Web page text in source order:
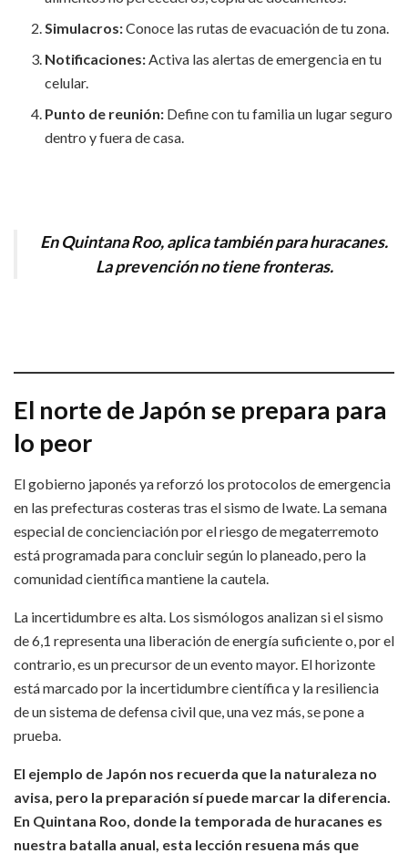
Simulacros:Conoce las rutas de evacuación de tu zona.
Notificaciones:Activa las alertas de emergencia en tu
celular.
Punto de reunión: Define con tu familia un lugar seguro
dentro y fuera de casa.
En Quintana Roo, aplica también para huracanes.
La prevención no tiene fronteras.
El norte de Japón se prepara para
lo peor
El gobierno japonés ya reforzó los protocolos de emergencia
en las prefecturas costeras tras el sismo de Iwate. La semana
especial de concienciación por el riesgo de megaterremoto
está programada para concluir según lo planeado, pero la
comunidad científica mantiene la cautela.
La incertidumbre es alta. Los sismólogos analizan si el sismo
de 6,1 representa una liberación de energía suficiente o, por el
contrario, es un precursor de un evento mayor. El horizonte
está marcado por la incertidumbre científica y la resiliencia
de un sistema de defensa civil que, una vez más, se pone a
prueba.
El ejemplo de Japón nos recuerda que la naturaleza no
avisa, pero la preparación sí puede marcar la diferencia.
En Quintana Roo, donde la temporada de huracanes es
nuestra batalla anual, esta lección resuena más que